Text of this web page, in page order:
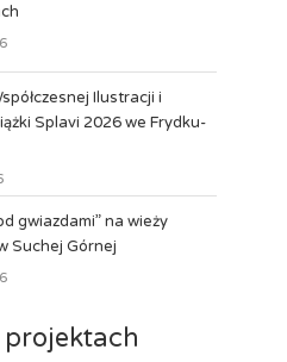
Ilustracji i
Splavi 2026 we Frydku-
gwiazdami” na wieży
Suchej Górnej